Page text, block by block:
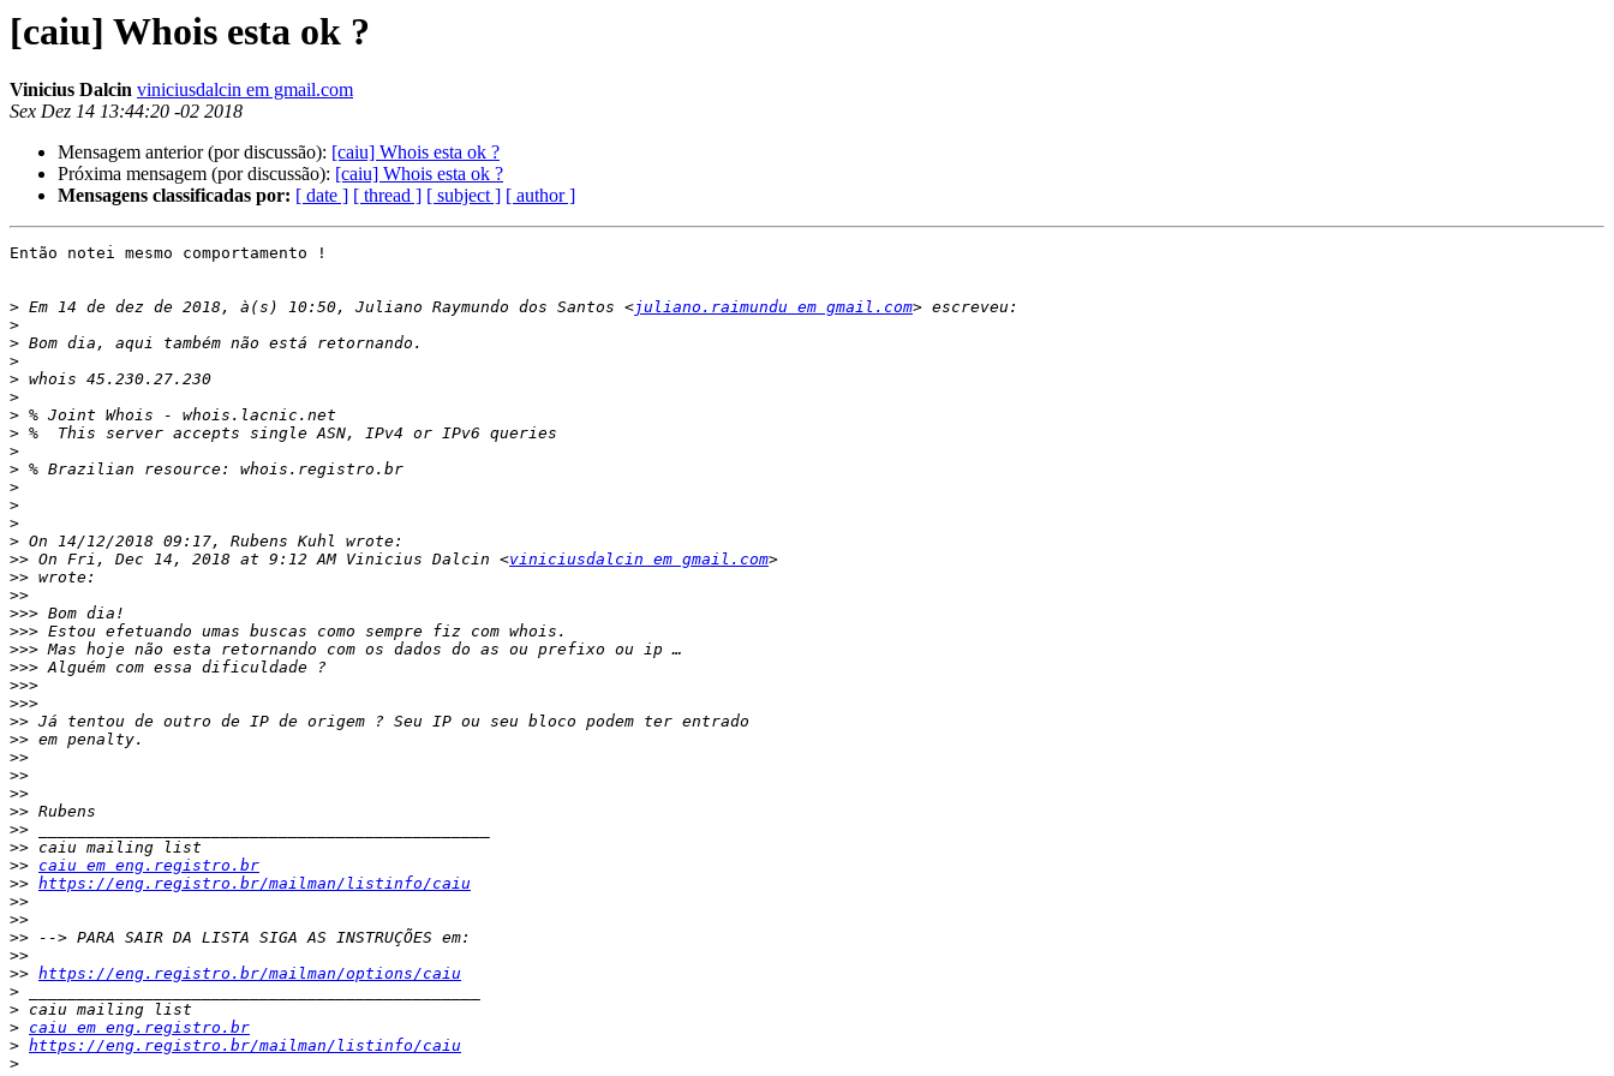
[caiu] Whois esta ok ?
Vinicius Dalcin viniciusdalcin em gmail.com
Sex Dez 14 13:44:20 -02 2018
Mensagem anterior (por discussão): [caiu] Whois esta ok ?
Próxima mensagem (por discussão): [caiu] Whois esta ok ?
Mensagens classificadas por: [ date ] [ thread ] [ subject ] [ author ]
Então notei mesmo comportamento !
> Em 14 de dez de 2018, à(s) 10:50, Juliano Raymundo dos Santos <juliano.raimundu em gmail.com
>
>
>
>
>
>
>
>
>
>
>
>
>
>> On Fri, Dec 14, 2018 at 9:12 AM Vinicius Dalcin <viniciusdalcin em gmail.com
>>
>>
>>>
>>>
>>>
>>>
>>>
>>>
>>
>>
>>
>>
>>
>>
>>
>>
>> caiu em eng.registro.br
>> https://eng.registro.br/mailman/listinfo/caiu
>>
>>
>>
>>
>> https://eng.registro.br/mailman/options/caiu
>
>
> caiu em eng.registro.br
> https://eng.registro.br/mailman/listinfo/caiu
>